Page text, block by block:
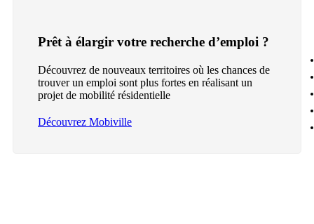
Prêt à élargir votre recherche d’emploi ?
Découvrez de nouveaux territoires où les chances de
trouver un emploi sont plus fortes en réalisant un
projet de mobilité résidentielle
Découvrez Mobiville